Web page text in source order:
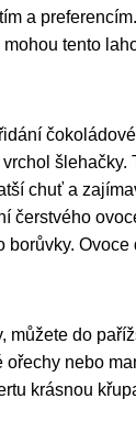
a
tento
šlehačky.
chuť a
čerstvého
borůvky. Ovoce
můžete do
nebo
krásnou